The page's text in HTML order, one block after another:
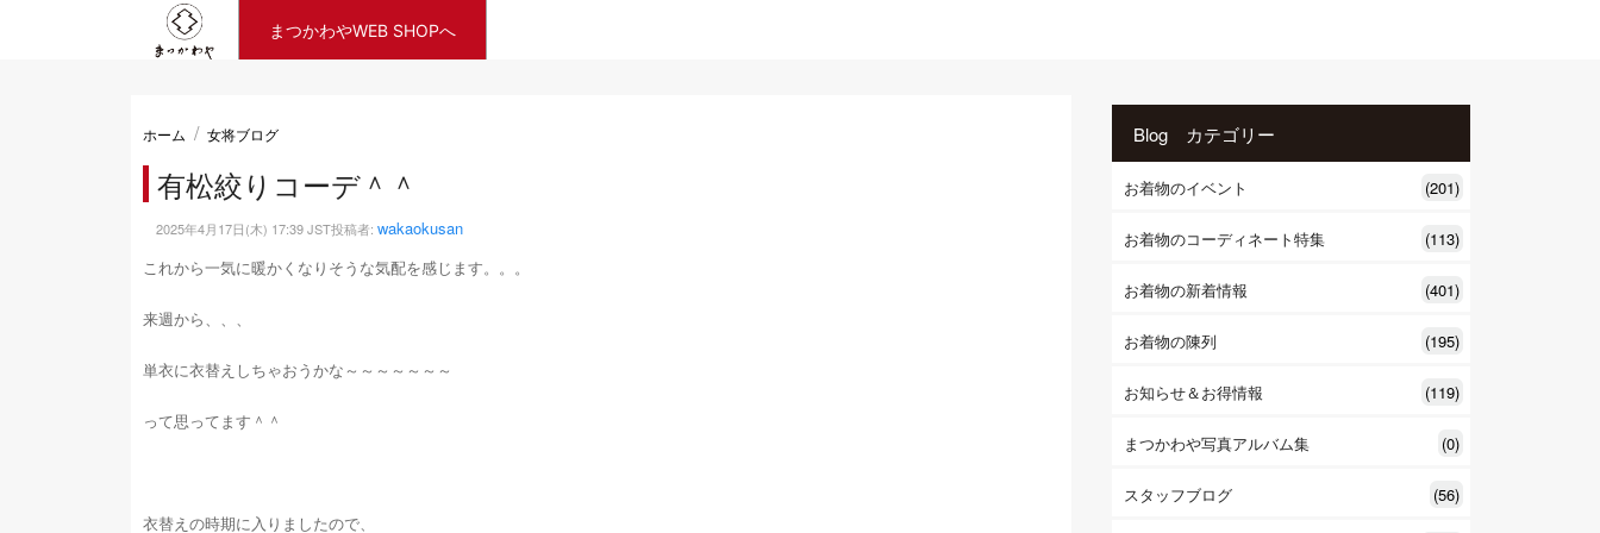
まつかわやWEB SHOPへ
ホーム 女将ブログ
有松絞りコーデ＾＾
2025年4月17日(木) 17:39 JST投稿者: wakaokusan
これから一気に暖かくなりそうな気配を感じます。。。
来週から、、、
単衣に衣替えしちゃおうかな～～～～～～～
って思ってます＾＾
衣替えの時期に入りましたので、
Blog カテゴリー
お着物のイベント (201)
お着物のコーディネート特集 (113)
お着物の新着情報 (401)
お着物の陳列 (195)
お知らせ＆お得情報 (119)
まつかわや写真アルバム集 (0)
スタッフブログ (56)